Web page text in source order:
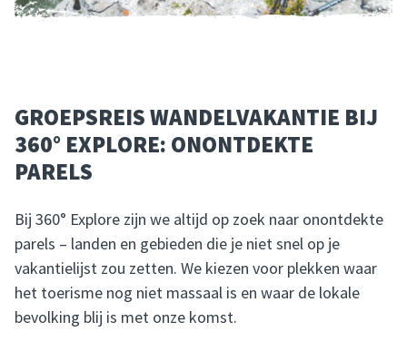
GROEPSREIS WANDELVAKANTIE BIJ
360° EXPLORE: ONONTDEKTE
PARELS
Bij 360° Explore zijn we altijd op zoek naar onontdekte
parels – landen en gebieden die je niet snel op je
vakantielijst zou zetten. We kiezen voor plekken waar
het toerisme nog niet massaal is en waar de lokale
bevolking blij is met onze komst.